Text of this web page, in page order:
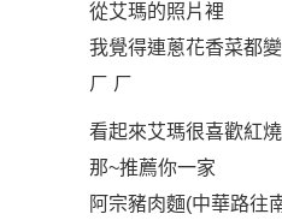
從艾瑪的照片裡
我覺得連蔥花香菜都
ㄏ ㄏ
看起來艾瑪很喜歡紅
那~推薦你一家
阿宗豬肉麵(中華路往